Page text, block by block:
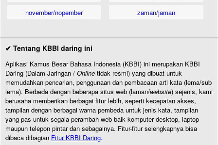
november/nopember
zaman/jaman
✔ Tentang KBBI daring ini
Aplikasi Kamus Besar Bahasa Indonesia (KBBI) ini merupakan KBBI
Daring (Dalam Jaringan / Online tidak resmi) yang dibuat untuk
memudahkan pencarian, penggunaan dan pembacaan arti kata (lema/sub
lema). Berbeda dengan beberapa situs web (laman/website) sejenis, kami
berusaha memberikan berbagai fitur lebih, seperti kecepatan akses,
tampilan dengan berbagai warna pembeda untuk jenis kata, tampilan
yang pas untuk segala perambah web baik komputer desktop, laptop
maupun telepon pintar dan sebagainya. Fitur-fitur selengkapnya bisa
dibaca dibagian Fitur KBBI Daring.